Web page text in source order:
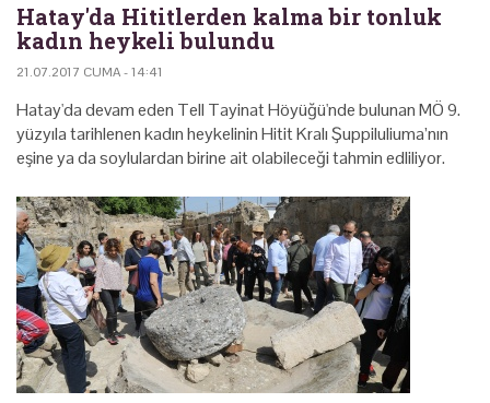
Hatay'da Hititlerden kalma bir tonluk
kadın heykeli bulundu
21.07.2017 CUMA - 14:41
Hatay'da devam eden Tell Tayinat Höyüğü'nde bulunan MÖ 9.
yüzyıla tarihlenen kadın heykelinin Hitit Kralı Şuppiluliuma’nın
eşine ya da soylulardan birine ait olabileceği tahmin edliliyor.